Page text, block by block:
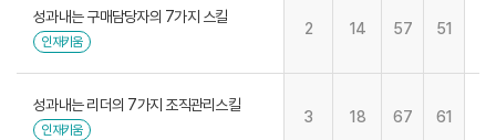
성과내는 구매담당자의 7가지 스킬
인재키움
2 14 57 51
성과내는 리더의 7가지 조직관리스킬
인재키움
3 18 67 61